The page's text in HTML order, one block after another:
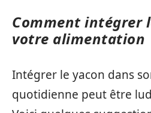
Comment intégrer
votre alimentation
Intégrer le yacon dans
quotidienne peut être